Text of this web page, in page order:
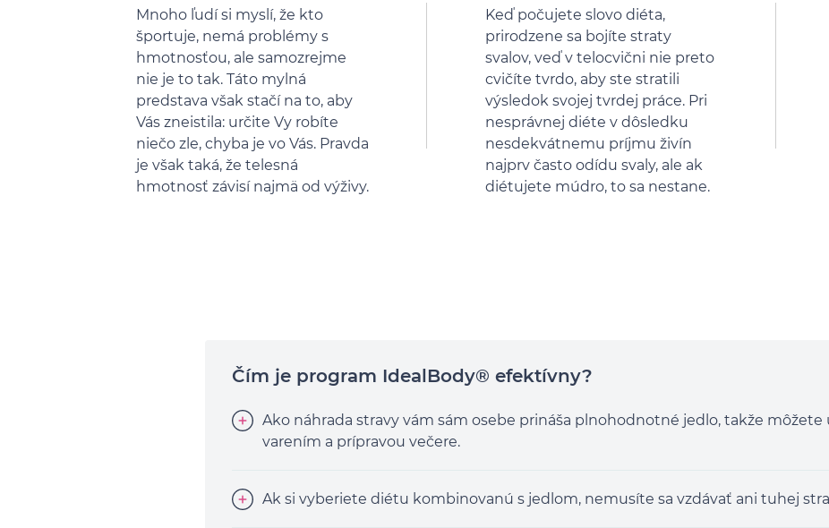
Mnoho ľudí si myslí, že kto
športuje, nemá problémy s
hmotnosťou, ale samozrejme
nie je to tak. Táto mylná
predstava však stačí na to, aby
Vás zneistila: určite Vy robíte
niečo zle, chyba je vo Vás. Pravda
je však taká, že telesná
hmotnosť závisí najmä od výživy.
Keď počujete slovo diéta,
prirodzene sa bojíte straty
svalov, veď v telocvični nie preto
cvičíte tvrdo, aby ste stratili
výsledok svojej tvrdej práce. Pri
nesprávnej diéte v dôsledku
nesdekvátnemu príjmu živín
najprv často odídu svaly, ale ak
diétujete múdro, to sa nestane.
Čím je program IdealBody® efektívny?
Ako náhrada stravy vám sám osebe prináša plnohodnotné jedlo, takže môžete
varením a prípravou večere.
Ak si vyberiete diétu kombinovanú s jedlom, nemusíte sa vzdávať ani tuhej